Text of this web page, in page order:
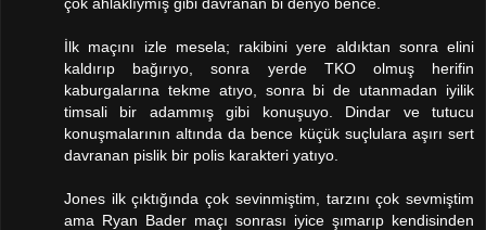
İlk maçını izle mesela; rakibini yere aldıktan sonra elini
kaldırıp bağırıyo, sonra yerde TKO olmuş herifin
kaburgalarına tekme atıyo, sonra bi de utanmadan iyilik
timsali bir adammış gibi konuşuyo. Dindar ve tutucu
konuşmalarının altında da bence küçük suçlulara aşırı sert
davranan pislik bir polis karakteri yatıyo.
Jones ilk çıktığında çok sevinmiştim, tarzını çok sevmiştim
ama Ryan Bader maçı sonrası iyice şımarıp kendisinden